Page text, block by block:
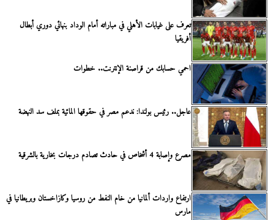
تعرف على غيابات الأهلي في مباراته أمام الوداد بنهائي دوري أبطال
أفريقيا
احمي حسابك من قراصنة الإنترنت.. خطوات
عاجل.. رئيس بولندا: ندعم مصر في حقوقها المائية بملف سد النهضة
مصرع وإصابة 4 أشخاص في حادث تصادم درجات بخارية بالشرقية
ارتفاع واردات ألمانيا من خام النفط من روسيا وكازاخستان وبريطانيا في
مارس